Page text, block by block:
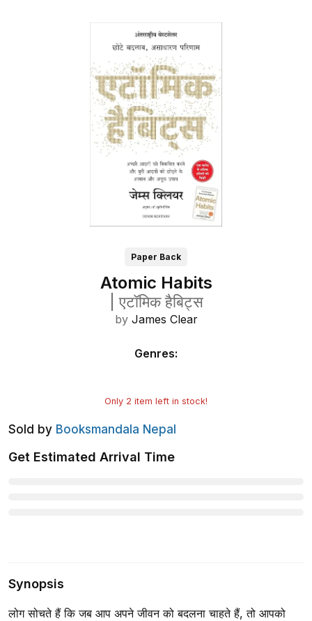
Paper Back
Atomic Habits
|एटॉमिक हैबिट्स
by James Clear
Genres:
Only 2 item left in stock!
Sold by Booksmandala Nepal
Get Estimated Arrival Time
Synopsis
लोग सोचते हैं कि जब आप अपने जीवन को बदलना चाहते हैं, तो आपको